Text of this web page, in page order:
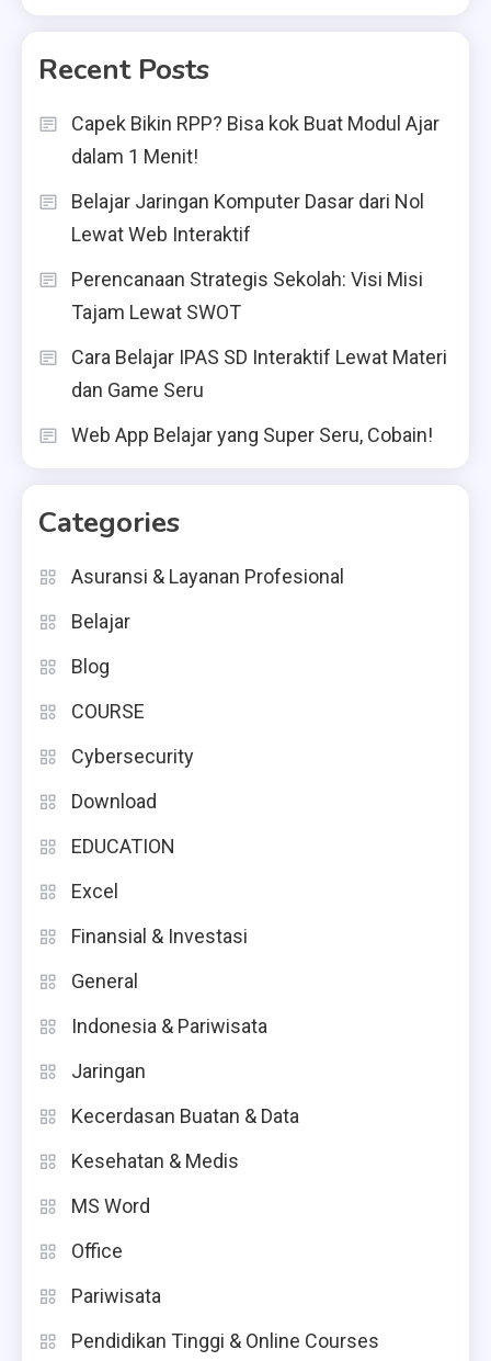
Recent Posts
Capek Bikin RPP? Bisa kok Buat Modul Ajar
dalam 1 Menit!
Belajar Jaringan Komputer Dasar dari Nol
Lewat Web Interaktif
Perencanaan Strategis Sekolah: Visi Misi
Tajam Lewat SWOT
Cara Belajar IPAS SD Interaktif Lewat Materi
dan Game Seru
Web App Belajar yang Super Seru, Cobain!
Categories
Asuransi & Layanan Profesional
Belajar
Blog
COURSE
Cybersecurity
Download
EDUCATION
Excel
Finansial & Investasi
General
Indonesia & Pariwisata
Jaringan
Kecerdasan Buatan & Data
Kesehatan & Medis
MS Word
Office
Pariwisata
Pendidikan Tinggi & Online Courses